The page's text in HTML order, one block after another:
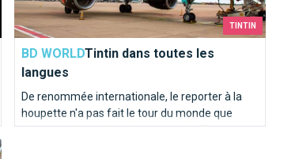
TINTIN
BD WORLDTintin dans toutes les
langues
De renommée internationale, le reporter à la
houpette n'a pas fait le tour du monde que
dans ses albums! Les Aventures de Tintin se